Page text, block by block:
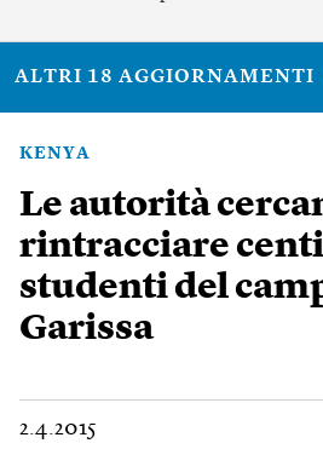
ALTRI 18 AGGIORNAMENTI
KENYA
Le autorità
rintracciare
studenti del
Garissa
2.4.2015